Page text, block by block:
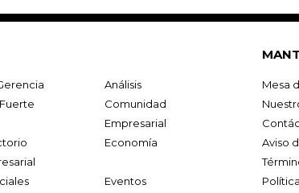
Análisis
Comunidad
Empresarial
Economía
Eventos
Mesa
Aviso